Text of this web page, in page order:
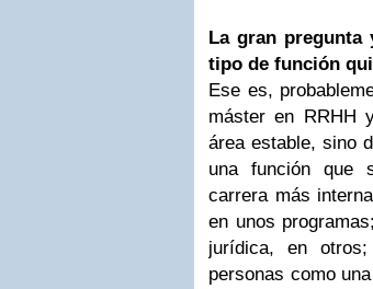
La gran pregunta
tipo de función
Ese es,
máster en RRHH
área estable, sino
una función que
carrera más
en unos
jurídica, en
personas como